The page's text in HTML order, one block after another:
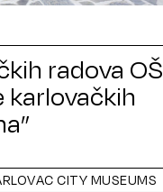
radova OŠ
karlovačkih
CITY MUSEUMS